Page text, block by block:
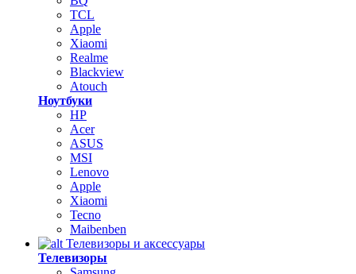
TCL
Apple
Xiaomi
Realme
Blackview
Atouch
Ноутбуки
HP
Acer
ASUS
MSI
Lenovo
Apple
Xiaomi
Tecno
Maibenben
Телевизоры и аксессуары
Телевизоры